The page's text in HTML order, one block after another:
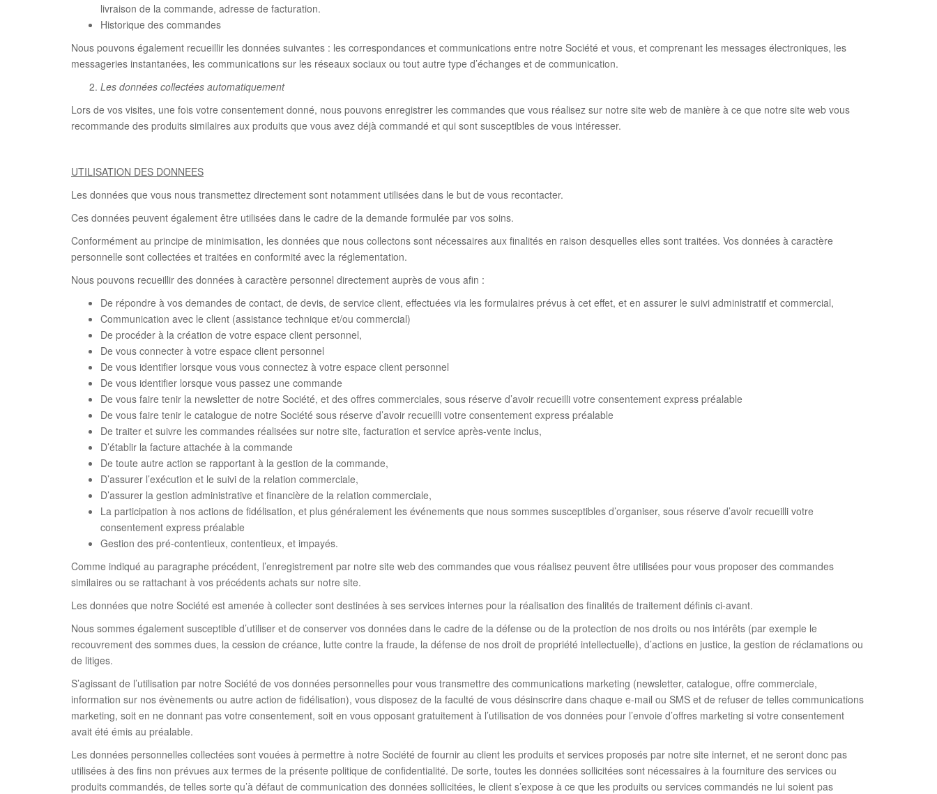
livraison de la commande, adresse de facturation.
Historique des commandes
Nous pouvons également recueillir les données suivantes : les correspondances et communications entre notre Société et vous, et comprenant les messages électroniques, les
messageries instantanées, les communications sur les réseaux sociaux ou tout autre type d’échanges et de communication.
Les données collectées automatiquement
Lors de vos visites, une fois votre consentement donné, nous pouvons enregistrer les commandes que vous réalisez sur notre site web de manière à ce que notre site web vous
recommande des produits similaires aux produits que vous avez déjà commandé et qui sont susceptibles de vous intéresser.
UTILISATION DES DONNEES
Les données que vous nous transmettez directement sont notamment utilisées dans le but de vous recontacter.
Ces données peuvent également être utilisées dans le cadre de la demande formulée par vos soins.
Conformément au principe de minimisation, les données que nous collectons sont nécessaires aux finalités en raison desquelles elles sont traitées. Vos données à caractère
personnelle sont collectées et traitées en conformité avec la réglementation.
Nous pouvons recueillir des données à caractère personnel directement auprès de vous afin :
De répondre à vos demandes de contact, de devis, de service client, effectuées via les formulaires prévus à cet effet, et en assurer le suivi administratif et commercial,
Communication avec le client (assistance technique et/ou commercial)
De procéder à la création de votre espace client personnel,
De vous connecter à votre espace client personnel
De vous identifier lorsque vous vous connectez à votre espace client personnel
De vous identifier lorsque vous passez une commande
De vous faire tenir la newsletter de notre Société, et des offres commerciales, sous réserve d’avoir recueilli votre consentement express préalable
De vous faire tenir le catalogue de notre Société sous réserve d’avoir recueilli votre consentement express préalable
De traiter et suivre les commandes réalisées sur notre site, facturation et service après-vente inclus,
D’établir la facture attachée à la commande
De toute autre action se rapportant à la gestion de la commande,
D’assurer l’exécution et le suivi de la relation commerciale,
D’assurer la gestion administrative et financière de la relation commerciale,
La participation à nos actions de fidélisation, et plus généralement les événements que nous sommes susceptibles d’organiser, sous réserve d’avoir recueilli votre
consentement express préalable
Gestion des pré-contentieux, contentieux, et impayés.
Comme indiqué au paragraphe précédent, l’enregistrement par notre site web des commandes que vous réalisez peuvent être utilisées pour vous proposer des commandes
similaires ou se rattachant à vos précédents achats sur notre site.
Les données que notre Société est amenée à collecter sont destinées à ses services internes pour la réalisation des finalités de traitement définis ci-avant.
Nous sommes également susceptible d’utiliser et de conserver vos données dans le cadre de la défense ou de la protection de nos droits ou nos intérêts (par exemple le
recouvrement des sommes dues, la cession de créance, lutte contre la fraude, la défense de nos droit de propriété intellectuelle), d’actions en justice, la gestion de réclamations ou
de litiges.
S’agissant de l’utilisation par notre Société de vos données personnelles pour vous transmettre des communications marketing (newsletter, catalogue, offre commerciale,
information sur nos évènements ou autre action de fidélisation), vous disposez de la faculté de vous désinscrire dans chaque e-mail ou SMS et de refuser de telles communications
marketing, soit en ne donnant pas votre consentement, soit en vous opposant gratuitement à l’utilisation de vos données pour l’envoie d’offres marketing si votre consentement
avait été émis au préalable.
Les données personnelles collectées sont vouées à permettre à notre Société de fournir au client les produits et services proposés par notre site internet, et ne seront donc pas
utilisées à des fins non prévues aux termes de la présente politique de confidentialité. De sorte, toutes les données sollicitées sont nécessaires à la fourniture des services ou
produits commandés, de telles sorte qu’à défaut de communication des données sollicitées, le client s’expose à ce que les produits ou services commandés ne lui soient pas